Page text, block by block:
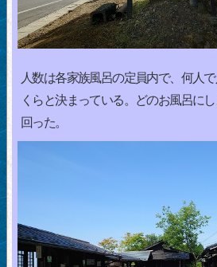
人数は各家族風呂の定員内で、何人
くらと決まっている。どのお風呂に
回った。